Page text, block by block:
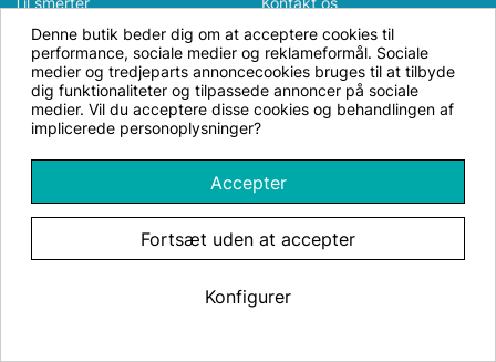
Til badeværelset
Bevægelse
Til soveværelset
Log ind
Butikforseniorer.dk
mail
+46 70 424 1428 (erhvervskunder)
Vi bruger cookies og annonceidentifikatorer
for at få hjemmesiden til at fungere, til
analyse samt til personligt tilpasset og ikke-
personligt tilpasset annoncering. Med dit
samtykke kan vi og vores partnere bruge
oplysninger til annoncepersonalisering og
annoncemåling.Privatlivspolitik.
OK
Denne butik beder dig om at acceptere cookies til
performance, sociale medier og reklameformål. Sociale
medier og tredjeparts annoncecookies bruges til at tilbyde
dig funktionaliteter og tilpassede annoncer på sociale
medier. Vil du acceptere disse cookies og behandlingen af
implicerede personoplysninger?
Accepter
Fortsæt uden at accepter
Konfigurer